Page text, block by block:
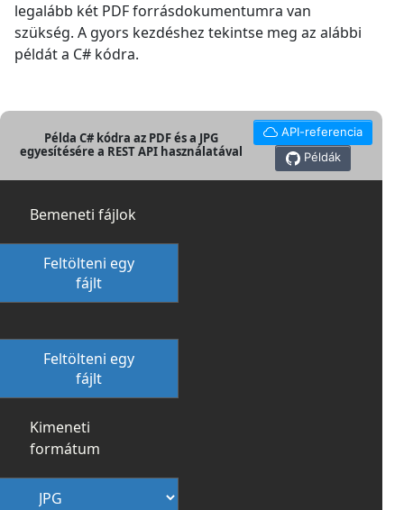
legalább két PDF forrásdokumentumra van
szükség. A gyors kezdéshez tekintse meg az alábbi
példát a C# kódra.
Példa C# kódra az PDF és a JPG
egyesítésére a REST API használatával
API-referencia
Példák
Bemeneti fájlok
Feltölteni egy
fájlt
Feltölteni egy
fájlt
Kimeneti
formátum